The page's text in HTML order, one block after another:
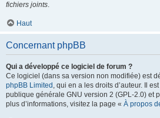
fichiers joints.
Haut
Concernant phpBB
Qui a développé ce logiciel de forum ?
Ce logiciel (dans sa version non modifiée) est
phpBB Limited , qui en a les droits d’auteur. Il
publique générale GNU version 2 (GPL-2.0) et
plus d’informations, visitez la page « À propos